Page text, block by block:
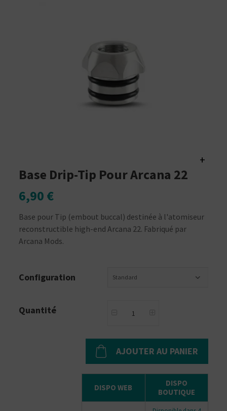
+
Base Drip-Tip Pour Arcana 22
6,90 €
Base pour Tip (embout buccal) destinée à l'atomiseur
reconstructible high-end Arcana 22. Fabriqué par
Arcana Mods.
Configuration Standard
Quantité
AJOUTER AU PANIER
DISPO WEB
DISPO
BOUTIQUE